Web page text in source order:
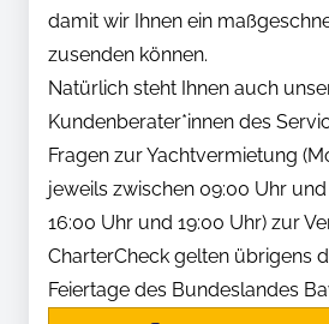
damit wir Ihnen ein
zusenden können.
Natürlich steht Ihnen auch
Kundenberater*innen des
Fragen zur Yachtvermietung
jeweils zwischen 09:00 Uhr
16:00 Uhr und 19:00 Uhr) zur
CharterCheck gelten übrigens
Feiertage des Bundeslandes